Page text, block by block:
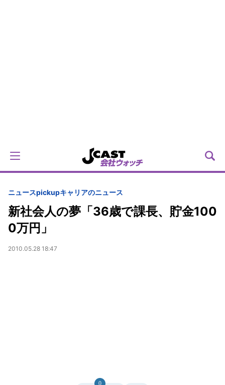
ニュースpickupキャリアのニュース
新社会人の夢「36歳で課長、貯金100
0万円」
2010.05.28 18:47
0